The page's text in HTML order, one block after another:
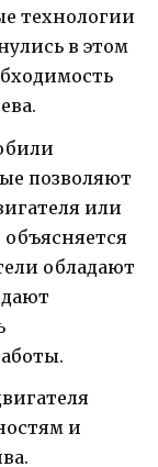
технологии
в этом
позволяют
или
объясняется
обладают
и